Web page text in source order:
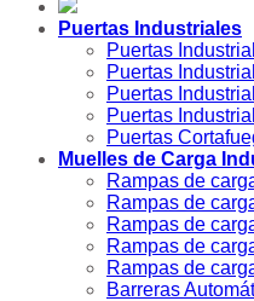
Puertas Industriales
Puertas
Puertas
Puertas
Puertas
Puertas
Muelles de Carga
Rampas de
Rampas de
Rampas de
Rampas de
Rampas de
Barreras